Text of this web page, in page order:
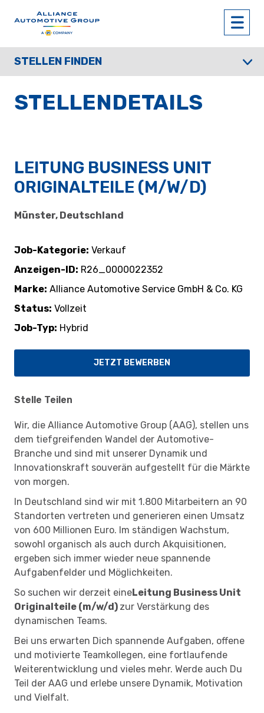
STELLEN FINDEN
STELLENDETAILS
LEITUNG BUSINESS UNIT
ORIGINALTEILE (M/W/D)
Münster, Deutschland
Job-Kategorie Verkauf
Anzeigen-ID
R26_0000022352
Marke Alliance Automotive Service GmbH & Co. KG
Status Vollzeit
Job-Typ Hybrid
JETZT BEWERBEN
Stelle Teilen
Wir, die Alliance Automotive Group (AAG), stellen uns
dem tiefgreifenden Wandel der Automotive-
Branche und sind mit unserer Dynamik und
Innovationskraft souverän aufgestellt für die Märkte
von morgen.
In Deutschland sind wir mit 1.800 Mitarbeitern an 90
Standorten vertreten und generieren einen Umsatz
von 600 Millionen Euro. Im ständigen Wachstum,
sowohl organisch als auch durch Akquisitionen,
ergeben sich immer wieder neue spannende
Aufgabenfelder und Möglichkeiten.
So suchen wir derzeit eineLeitung Business Unit
Originalteile (m/w/d) zur Verstärkung des
dynamischen Teams.
Bei uns erwarten Dich spannende Aufgaben, offene
und motivierte Teamkollegen, eine fortlaufende
Weiterentwicklung und vieles mehr. Werde auch Du
Teil der AAG und erlebe unsere Dynamik, Motivation
und Vielfalt.